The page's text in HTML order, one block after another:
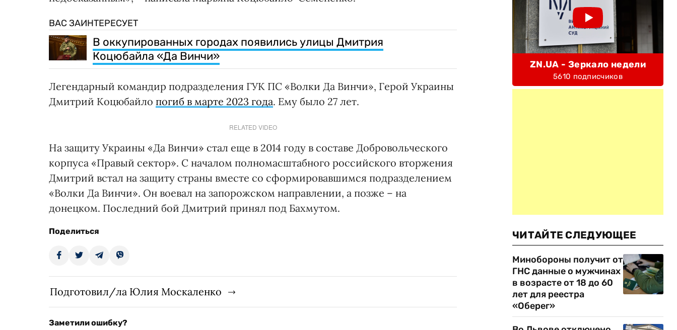
ВАС ЗАИНТЕРЕСУЕТ
В оккупированных городах появились улицы Дмитрия
Коцюбайла «Да Винчи»
Легендарный командир подразделения ГУК ПС «Волки Да Винчи», Герой Украины
Дмитрий Коцюбайло погиб в марте 2023 года. Ему было 27 лет.
RELATED VIDEO
На защиту Украины «Да Винчи» стал еще в 2014 году в составе Добровольческого
корпуса «Правый сектор». С началом полномасштабного российского вторжения
Дмитрий встал на защиту страны вместе со сформировавшимся подразделением
«Волки Да Винчи». Он воевал на запорожском направлении, а позже – на
донецком. Последний бой Дмитрий принял под Бахмутом.
Поделиться
Подготовил/ла Юлия Москаленко
Заметили ошибку?
ZN.UA - Зеркало недели
5610 подписчиков
ЧИТАЙТЕ СЛЕДУЮЩЕЕ
Минобороны получит от
ГНС данные о мужчинах
в возрасте от 18 до 60
лет для реестра
«Оберег»